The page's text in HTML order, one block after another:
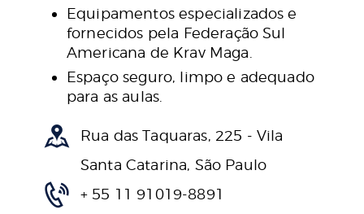
Equipamentos especializados e
fornecidos pela Federação Sul
Americana de Krav Maga.
Espaço seguro, limpo e adequado
para as aulas.
Rua das Taquaras, 225 - Vila
Santa Catarina, São Paulo
+ 55 11 91019-8891